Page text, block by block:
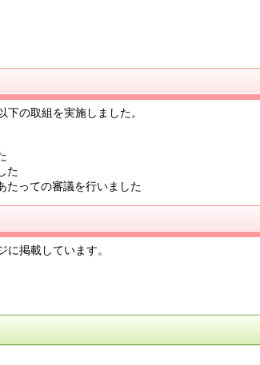
の取組を実施しました。
た
たっての審議を行いました
に掲載しています。